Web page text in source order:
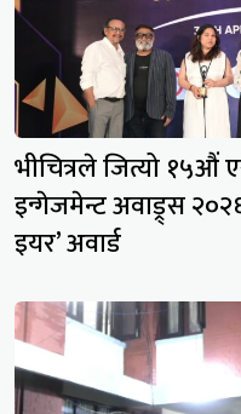
भीचित्रले जित्यो
इन्गेजमेन्ट अवाड्र्स
इयर’ अवार्ड